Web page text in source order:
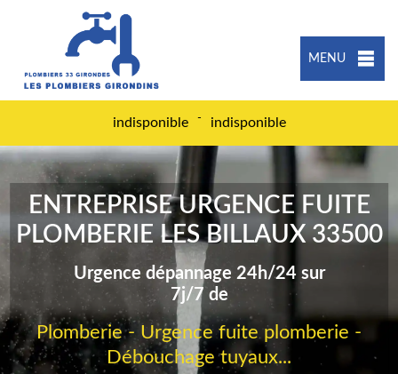
MENU
indisponible - indisponible
ENTREPRISE URGENCE FUITE
PLOMBERIE LES BILLAUX 33500
Urgence dépannage 24h/24 sur
7j/7 de
Plomberie - Urgence fuite plomberie -
Débouchage tuyaux...